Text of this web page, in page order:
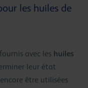
les huiles de
fournis avec les huiles
leur état
être utilisées